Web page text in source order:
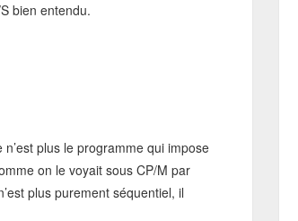
bien entendu.
plus le programme qui impose
on le voyait sous CP/M par
plus purement séquentiel, il